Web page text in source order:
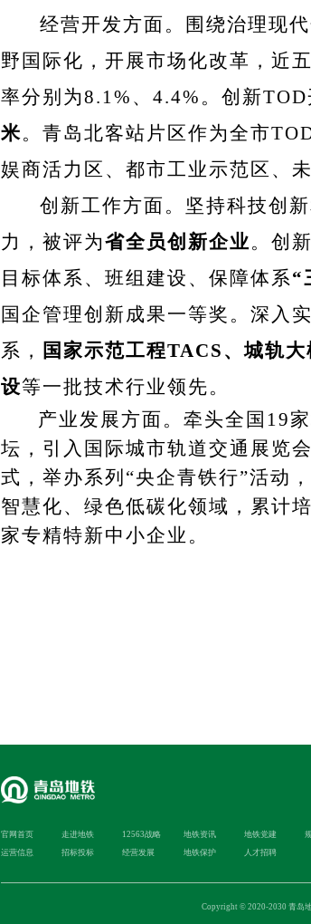
经营开发方面。
围 绕治理现
野国际化，开展市场化改革，近
率分别为8.1%、4.4%。 创新TOD
米。 青岛北客站片区作为全市
娱商活力区、都市工业示范区、
创新工作方面。 坚持科技创
力，被评为省全员创新企业。创
目标体系、班组建设、保障体系“
国企管理创新成果一等奖。深入
系，
国家示范工程TACS、城轨
设等一批技术行业领先。
产业发展方面。牵头全国19
坛，引入国际城市轨道交通展览
式，举办系列“央企青铁行”活动
智慧化、绿色低碳化领域，累计
家专精特新中小企业。
官网首页 走进地铁 12563战略 地铁资讯 地铁党建
运营信息
招标投标 经营发展 地铁保护 人才招聘
Copyright © 2020-2030 青岛